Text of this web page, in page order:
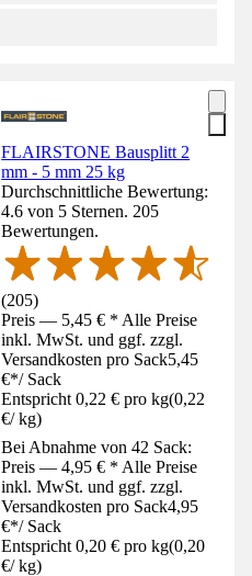
FLAIRSTONE Bausplitt 2
mm - 5 mm 25 kg
Durchschnittliche Bewertung:
4.6 von 5 Sternen. 205
Bewertungen.
(205)
Preis — 5,45 € * Alle Preise
inkl. MwSt. und ggf. zzgl.
Versandkosten pro Sack5,45
€*/ Sack
Entspricht 0,22 € pro kg(0,22
€/ kg)
Bei Abnahme von 42 Sack:
Preis — 4,95 € * Alle Preise
inkl. MwSt. und ggf. zzgl.
Versandkosten pro Sack4,95
€*/ Sack
Entspricht 0,20 € pro kg(0,20
€/ kg)